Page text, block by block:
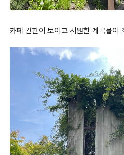
카페 간판이 보이고 시원한 계곡물이